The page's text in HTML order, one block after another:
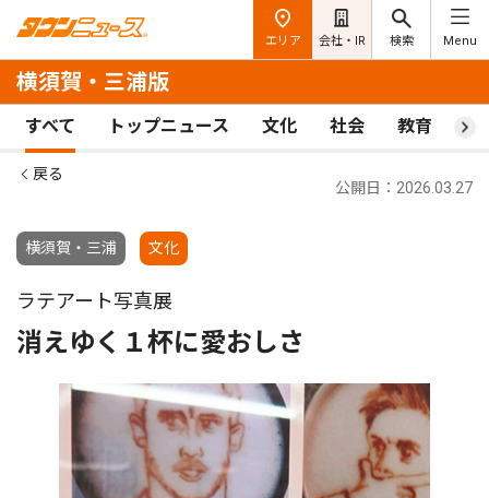
エリア 会社・IR 検索 Menu
横須賀・三浦版
すべて トップニュース 文化 社会 教育 ス
戻る
横須賀・三浦 文化
公開日：2026.03.27
ラテアート写真展
消えゆく１杯に愛おしさ